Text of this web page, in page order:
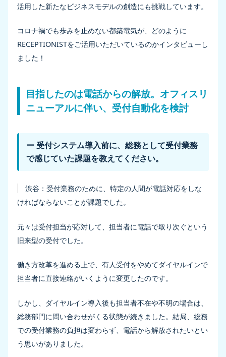
活用した新たなビジネスモデルの創造にも挑戦しています。
コロナ禍でも歩みを止めない都築電気が、どのように
RECEPTIONISTをご活用いただいているのかインタビューし
ました！
目指したのは電話からの解放。オフィスリ
ニューアルに伴い、受付自動化を検討
ー 受付システム導入前に、総務として受付業務
で感じていた課題を教えてください。
渋谷：受付業務のために、特定の人間が電話対応をしな
ければならないことが課題でした。
元々は受付担当が応対して、担当者に電話で取り次ぐという
旧来型の受付でした。
働き方改革を進める上で、有人受付をやめてダイヤルインで
担当者に直接連絡がいくように変更したのです。
しかし、ダイヤルイン導入後も担当者不在や不明の場合は、
総務部門に問い合わせがくる状態が続きました。結局、総務
での受付業務の負担は変わらず、電話から解放されたいとい
う思いがありました。